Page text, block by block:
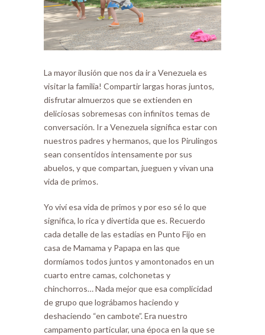
La mayor ilusión que nos da ir a Venezuela es
visitar la familia! Compartir largas horas juntos,
disfrutar almuerzos que se extienden en
deliciosas sobremesas con infinitos temas de
conversación. Ir a Venezuela significa estar con
nuestros padres y hermanos, que los Pirulingos
sean consentidos intensamente por sus
abuelos, y que compartan, jueguen y vivan una
vida de primos.
Yo viví esa vida de primos y por eso sé lo que
significa, lo rica y divertida que es. Recuerdo
cada detalle de las estadías en Punto Fijo en
casa de Mamama y Papapa en las que
dormíamos todos juntos y amontonados en un
cuarto entre camas, colchonetas y
chinchorros… Nada mejor que esa complicidad
de grupo que lográbamos haciendo y
deshaciendo “en cambote”. Era nuestro
campamento particular, una época en la que se